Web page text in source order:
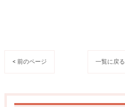
< 前のページ 一覧に戻る